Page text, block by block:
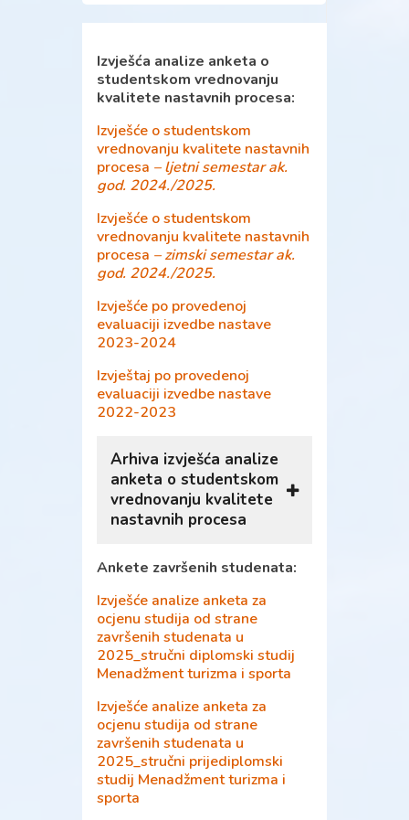
Izvješća analize anketa o
studentskom vrednovanju
kvalitete nastavnih procesa:
Izvješće o studentskom
vrednovanju kvalitete nastavnih
procesa – ljetni semestar ak.
god. 2024./2025.
Izvješće o studentskom
vrednovanju kvalitete nastavnih
procesa – zimski semestar ak.
god. 2024./2025.
Izvješće po provedenoj
evaluaciji izvedbe nastave
2023-2024
Izvještaj po provedenoj
evaluaciji izvedbe nastave
2022-2023
Arhiva izvješća analize
anketa o studentskom
vrednovanju kvalitete
nastavnih procesa
Izvještaj po provedenoj
2021-2022
Izvještaj po provedenoj
evaluaciji izvedbe nastave
2020-2021
Izvješće po provedenoj
evaluaciji izvedbe nastave -
zimski semestar 2019./20
Izvješće po provedenoj
evaluaciji izvedbe nastave -
Ankete završenih studenata:
Izvješće analize anketa za
ocjenu studija od strane
završenih studenata u
2025_stručni diplomski studij
Menadžment turizma i sporta
Izvješće analize anketa za
ocjenu studija od strane
završenih studenata u
2025_stručni prijediplomski
studij Menadžment turizma i
sporta